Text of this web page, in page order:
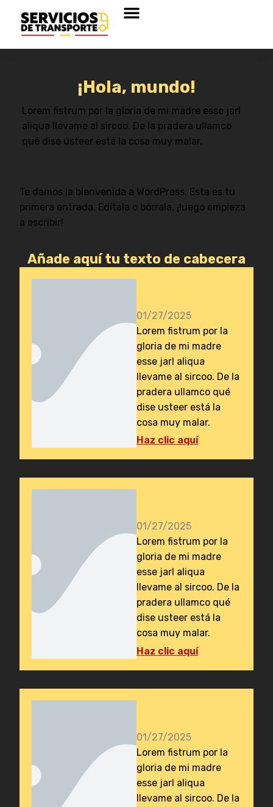
¡Hola, mundo!
Lorem fistrum por la gloria de mi madre esse jarl
aliqua llevame al sircoo. De la pradera ullamco
qué dise usteer está la cosa muy malar.
Te damos la bienvenida a WordPress. Esta es tu
primera entrada. Edítala o bórrala, ¡luego empieza
a escribir!
Añade aquí tu texto de cabecera
01/27/2025
Lorem fistrum por la
gloria de mi madre
esse jarl aliqua
llevame al sircoo. De la
pradera ullamco qué
dise usteer está la
cosa muy malar.
Haz clic aquí
01/27/2025
Lorem fistrum por la
gloria de mi madre
esse jarl aliqua
llevame al sircoo. De la
pradera ullamco qué
dise usteer está la
cosa muy malar.
Haz clic aquí
01/27/2025
Lorem fistrum por la
gloria de mi madre
esse jarl aliqua
llevame al sircoo. De la